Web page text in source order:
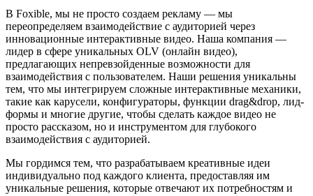
В Foxible, мы не просто создаем рекламу — мы
переопределяем взаимодействие с аудиторией через
инновационные интерактивные видео. Наша компания —
лидер в сфере уникальных OLV (онлайн видео),
предлагающих непревзойденные возможности для
взаимодействия с пользователем. Наши решения уникальны
тем, что мы интегрируем сложные интерактивные механики,
такие как карусели, конфигураторы, функции drag&drop, лид-
формы и многие другие, чтобы сделать каждое видео не
просто рассказом, но и инструментом для глубокого
взаимодействия с аудиторией.
Мы гордимся тем, что разрабатываем креативные идеи
индивидуально под каждого клиента, предоставляя им
уникальные решения, которые отвечают их потребностям и